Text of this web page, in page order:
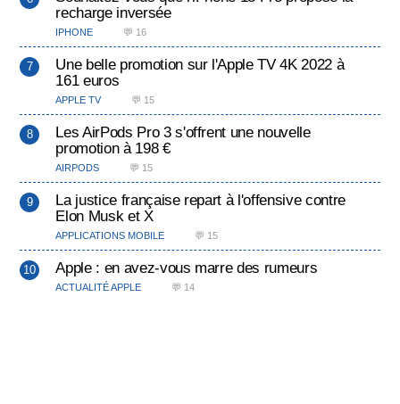
recharge inversée
IPHONE 💬 16
Une belle promotion sur l'Apple TV 4K 2022 à
161 euros
APPLE TV 💬 15
Les AirPods Pro 3 s'offrent une nouvelle
promotion à 198 €
AIRPODS 💬 15
La justice française repart à l'offensive contre
Elon Musk et X
APPLICATIONS MOBILE 💬 15
Apple : en avez-vous marre des rumeurs
ACTUALITÉ APPLE 💬 14